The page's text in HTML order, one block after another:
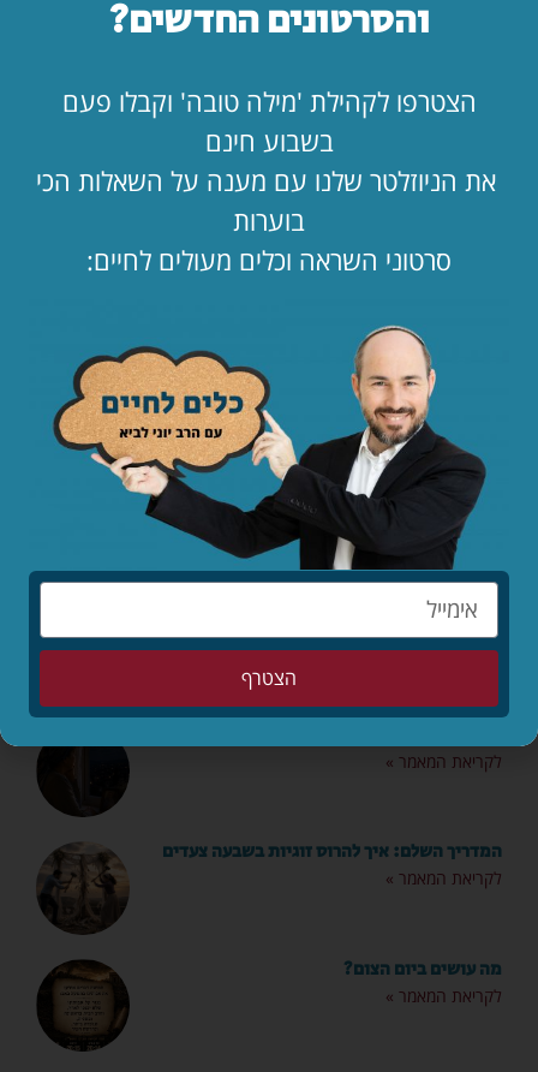
מאמרים אחרונים
הילדים לפני הכול – סיפורו המופלא של יאנוש
קורצ'אק
לקריאת המאמר »
המדריך השלם: איך להרוס זוגיות בשבעה צעדים
לקריאת המאמר »
מה עושים ביום הצום?
לקריאת המאמר »
והסרטונים החדשים?
הצטרפו לקהילת 'מילה טובה' וקבלו פעם
בשבוע חינם
את הניוזלטר שלנו עם מענה על השאלות הכי
בוערות
סרטוני השראה וכלים מעולים לחיים:
הצטרף